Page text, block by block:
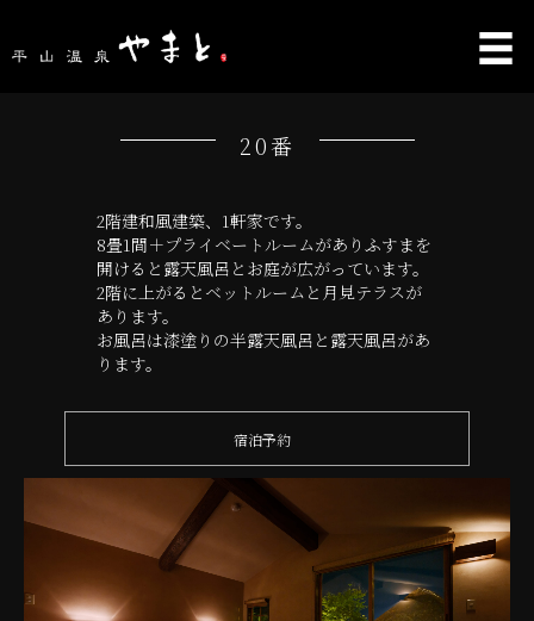
20番
2階建和風建築、1軒家です。
8畳1間＋プライベートルームがありふすまを
開けると露天風呂とお庭が広がっています。
2階に上がるとベットルームと月見テラスが
あります。
お風呂は漆塗りの半露天風呂と露天風呂があ
ります。
宿泊予約